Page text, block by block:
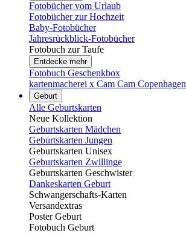
Fotobücher vom Urlaub
Fotobücher zur Hochzeit
Baby-Fotobücher
Jahresrückblick-Fotobücher
Fotobuch zur Taufe
Entdecke mehr
Fotobuch Geschenkbox
kartenmacherei x Cam Cam Copenhagen
Geburt
Alle Geburtskarten
Neue Kollektion
Geburtskarten Mädchen
Geburtskarten Jungen
Geburtskarten Unisex
Geburtskarten Zwillinge
Geburtskarten Geschwister
Dankeskarten Geburt
Schwangerschafts-Karten
Versandextras
Poster Geburt
Fotobuch Geburt